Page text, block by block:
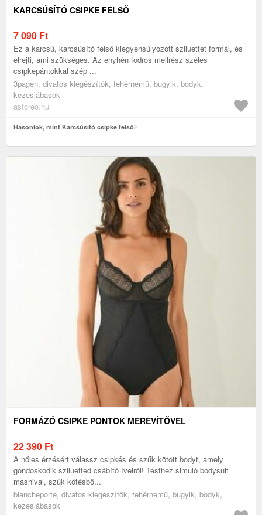
KARCSÚSÍTÓ CSIPKE FELSŐ
7 090 Ft
Ez a karcsú, karcsúsító felső kiegyensúlyozott sziluettet formál, és
elrejti, ami szükséges. Az enyhén fodros mellrész széles
csipkepántokkal szép ...
3pagen, divatos kiegészítők, fehérnemű, bugyik, bodyk,
kezeslábasok
astoreo.hu
Hasonlók, mint Karcsúsító csipke felső
FORMÁZÓ CSIPKE PONTOK MEREVÍTŐVEL
22 390 Ft
A nőies érzésért válassz csipkés és szűk kötött bodyt, amely
gondoskodik sziluetted csábító íveiről! Testhez simuló bodysuit
masnival, szűk kötésbő...
blancheporte, divatos kiegészítők, fehérnemű, bugyik, bodyk,
kezeslábasok